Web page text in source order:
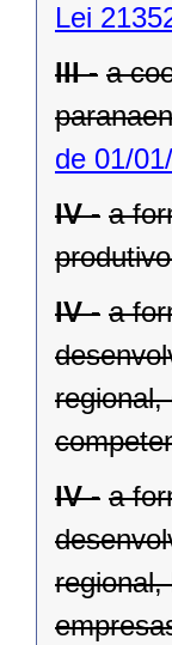
Lei
III - a
de 01/
IV - a
IV - a
regional,
IV - a